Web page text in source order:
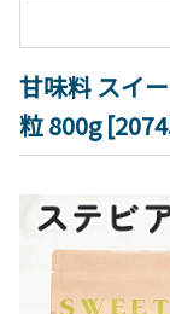
甘味料 スイ
粒 800g